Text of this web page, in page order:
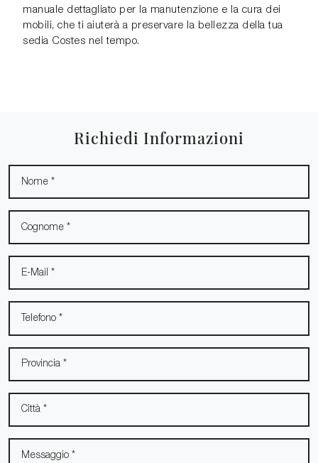
manuale dettagliato per la manutenzione e la cura dei
mobili, che ti aiuterà a preservare la bellezza della tua
sedia Costes nel tempo.
Richiedi Informazioni